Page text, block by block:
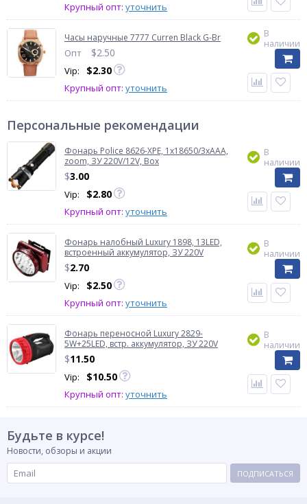
Крупный опт: уточнить
Часы наручные 7777 Curren Black G-Br
Опт $2.50
Vip: $2.30
Крупный опт: уточнить
В
наличии
Персональные рекомендации
Фонарь Police 8626-XPE, 1х18650/3xAAA,
zoom, ЗУ 220V/12V, Box
$3.00
Vip: $2.80
Крупный опт: уточнить
В
наличии
Фонарь налобный Luxury 1898, 13LED,
встроенный аккумулятор, ЗУ 220V
$2.70
Vip: $2.50
Крупный опт: уточнить
В
наличии
Фонарь переносной Luxury 2829-
5W+25LED, встр. аккумулятор, ЗУ 220V
$11.50
Vip: $10.50
Крупный опт: уточнить
В
наличии
Будьте в курсе!
Новости, обзоры и акции
ПОДПИСАТЬСЯ